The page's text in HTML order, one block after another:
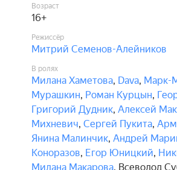
Возраст
16+
Режиссёр
Митрий Семенов-Алейников
В ролях
Милана Хаметова, Dava, Марк-
Мурашкин, Роман Курцын,
Григорий Дудник, Алексей
Михневич, Сергей Пукита,
Янина Малинчик, Андрей
Коноразов, Егор Юницкий,
Милана Макарова, Всеволод